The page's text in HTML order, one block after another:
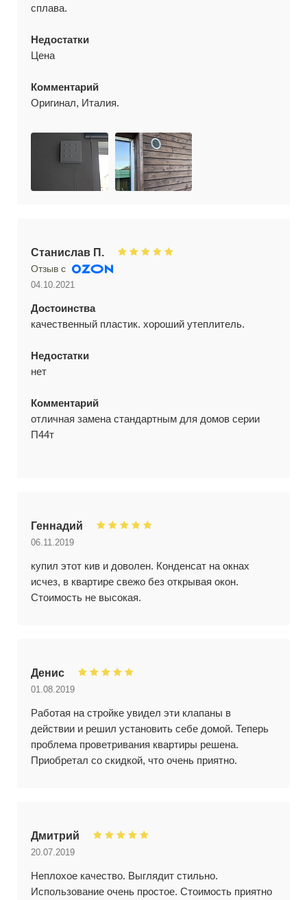
сплава.
Недостатки
Цена
Комментарий
Оригинал, Италия.
Станислав П.
Отзыв с
04.10.2021
Достоинства
качественный пластик. хороший утеплитель.
Недостатки
нет
Комментарий
отличная замена стандартным для домов серии
П44т
Геннадий
06.11.2019
купил этот кив и доволен. Конденсат на окнах
исчез, в квартире свежо без открывая окон.
Стоимость не высокая.
Денис
01.08.2019
Работая на стройке увидел эти клапаны в
действии и решил установить себе домой. Теперь
проблема проветривания квартиры решена.
Приобретал со скидкой, что очень приятно.
Дмитрий
20.07.2019
Неплохое качество. Выглядит стильно.
Использование очень простое. Стоимость приятно